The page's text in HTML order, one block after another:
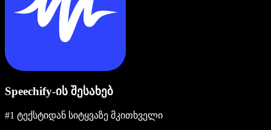
Speechify-ის შესახებ
#1 ტექსტიდან სიტყვაზე მკითხველი